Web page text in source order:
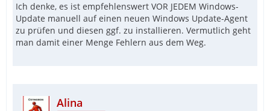
Ich denke, es ist empfehlenswert VOR JEDEM Windows-
Update manuell auf einen neuen Windows Update-Agent
zu prüfen und diesen ggf. zu installieren. Vermutlich geht
man damit einer Menge Fehlern aus dem Weg.
Alina